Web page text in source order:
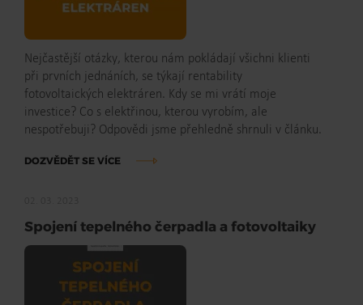
Nejčastější otázky, kterou nám pokládají všichni klienti
při prvních jednáních, se týkají rentability
fotovoltaických elektráren. Kdy se mi vrátí moje
investice? Co s elektřinou, kterou vyrobím, ale
nespotřebuji? Odpovědi jsme přehledně shrnuli v článku.
DOZVĚDĚT SE VÍCE
Spojení tepelného čerpadla a fotovoltaiky